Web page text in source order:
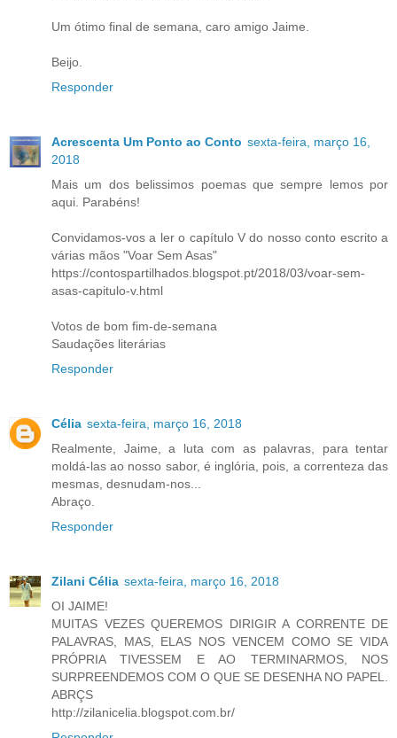
Um ótimo final de semana, caro amigo Jaime.
Beijo.
Responder
Acrescenta Um Ponto ao Conto sexta-feira, março 16,
2018
Mais um dos belissimos poemas que sempre lemos por
aqui. Parabéns!
Convidamos-vos a ler o capítulo V do nosso conto escrito a
várias mãos "Voar Sem Asas"
https://contospartilhados.blogspot.pt/2018/03/voar-sem-
asas-capitulo-v.html
Votos de bom fim-de-semana
Saudações literárias
Responder
Célia sexta-feira, março 16, 2018
Realmente, Jaime, a luta com as palavras, para tentar
moldá-las ao nosso sabor, é inglória, pois, a correnteza das
mesmas, desnudam-nos...
Abraço.
Responder
Zilani Célia sexta-feira, março 16, 2018
OI JAIME!
MUITAS VEZES QUEREMOS DIRIGIR A CORRENTE DE
PALAVRAS, MAS, ELAS NOS VENCEM COMO SE VIDA
PRÓPRIA TIVESSEM E AO TERMINARMOS, NOS
SURPREENDEMOS COM O QUE SE DESENHA NO PAPEL.
ABRÇS
http://zilanicelia.blogspot.com.br/